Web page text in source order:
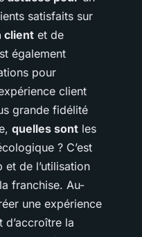
satisfaits sur
client et de
également
pour
client
grande fidélité
quelles sont les
? C’est
de l’utilisation
franchise. Au-
une expérience
la